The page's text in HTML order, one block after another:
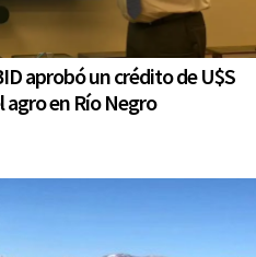
aprobó un crédito de U$S
agro en Río Negro